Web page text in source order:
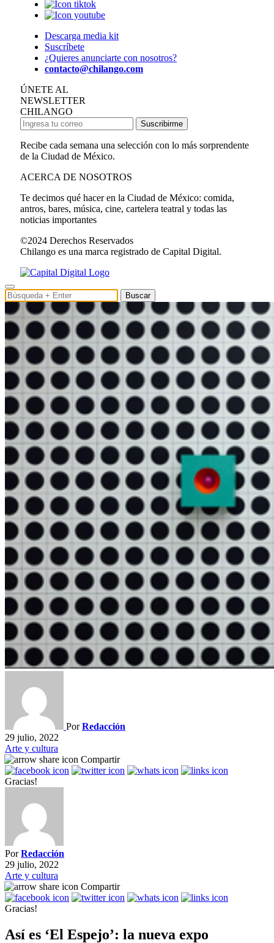
Descarga media kit
Suscríbete
¿Quieres anunciarte con nosotros?
contacto@chilango.com
ÚNETE AL
NEWSLETTER
CHILANGO
Suscribirme
Recibe cada semana una selección con lo más sorprendente
de la Ciudad de México.
ACERCA DE NOSOTROS
Te decimos qué hacer en la Ciudad de México: comida,
antros, bares, música, cine, cartelera teatral y todas las
noticias importantes
©2024 Derechos Reservados
Chilango es una marca registrado de Capital Digital.
Buscar
PorRedacción
29 julio, 2022
Arte y cultura
Compartir
Gracias!
PorRedacción
29 julio, 2022
Arte y cultura
Compartir
Gracias!
Así es ‘El Espejo’: la nueva expo